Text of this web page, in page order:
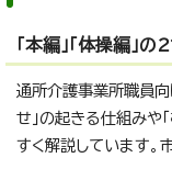
「本編」「体操編」
通所介護事業所職員向
せ」の起きる仕組みや
すく解説しています。